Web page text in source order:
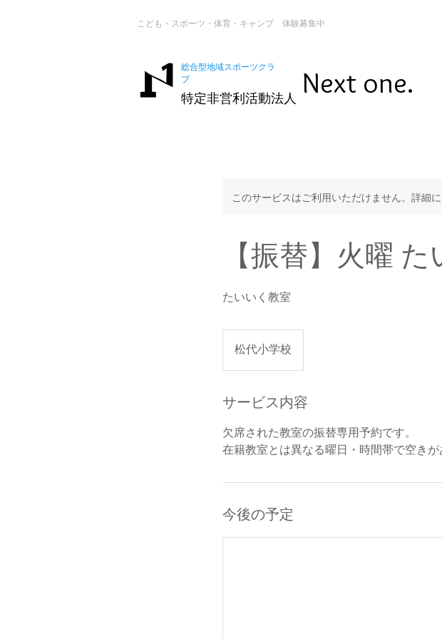
こども・スポーツ・体育・キャンプ 体験募集中
総合型地域スポーツクラ
ブ
特定非営利活動法人 Next one.
このサービスはご利用いただけません。詳細
【振替】火曜
たいいく教室
松代小学校
サービス内容
欠席された教室の振替専用予約です。
在籍教室とは異なる曜日・時間帯で空きが
今後の予定